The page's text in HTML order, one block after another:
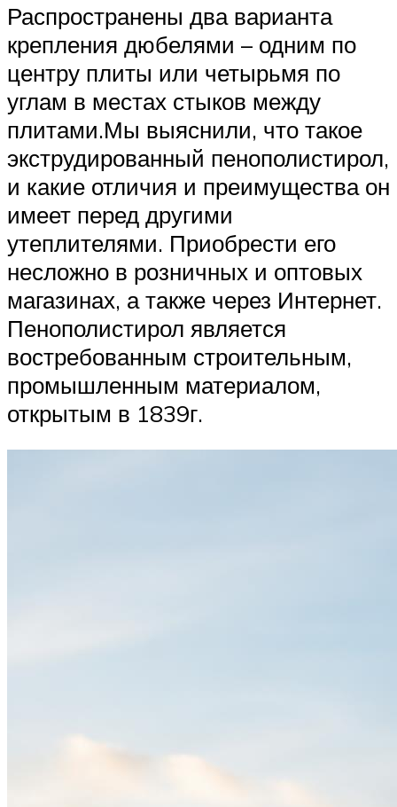
Распространены два варианта
крепления дюбелями – одним по
центру плиты или четырьмя по
углам в местах стыков между
плитами.Мы выяснили, что такое
экструдированный пенополистирол,
и какие отличия и преимущества он
имеет перед другими
утеплителями. Приобрести его
несложно в розничных и оптовых
магазинах, а также через Интернет.
Пенополистирол является
востребованным строительным,
промышленным материалом,
открытым в 1839г.